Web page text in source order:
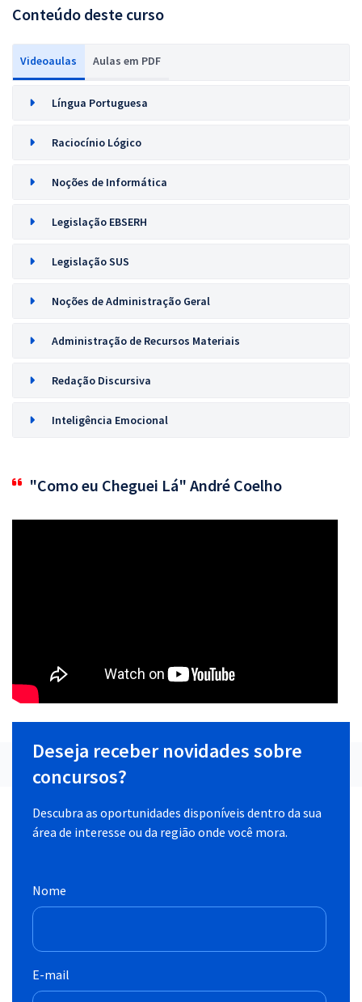
Conteúdo deste curso
Videoaulas Aulas em PDF
Língua Portuguesa
Raciocínio Lógico
Noções de Informática
Legislação EBSERH
Legislação SUS
Noções de Administração Geral
Administração de Recursos Materiais
Redação Discursiva
Inteligência Emocional
"Como eu Cheguei Lá" André Coelho
Deseja receber novidades sobre
concursos?
Descubra as oportunidades disponíveis dentro da sua
área de interesse ou da região onde você mora.
Nome
E-mail